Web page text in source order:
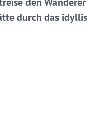
durch das